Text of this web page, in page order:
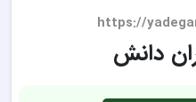
https://
دانش